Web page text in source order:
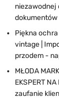
niezawodnej
dokumentów
Piękna
vintage |
przodem -
MŁODA
EKSPERT
zaufanie